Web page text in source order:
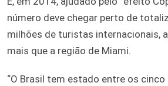
número deve chegar perto de
milhões de turistas internacionais,
mais que a região de Miami.
“O Brasil tem estado entre os